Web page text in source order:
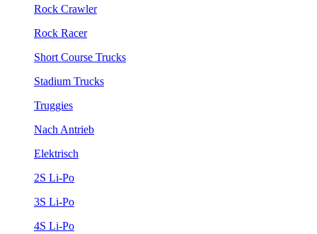
Rock Crawler
Rock Racer
Short Course Trucks
Stadium Trucks
Truggies
Nach Antrieb
Elektrisch
2S Li-Po
3S Li-Po
4S Li-Po